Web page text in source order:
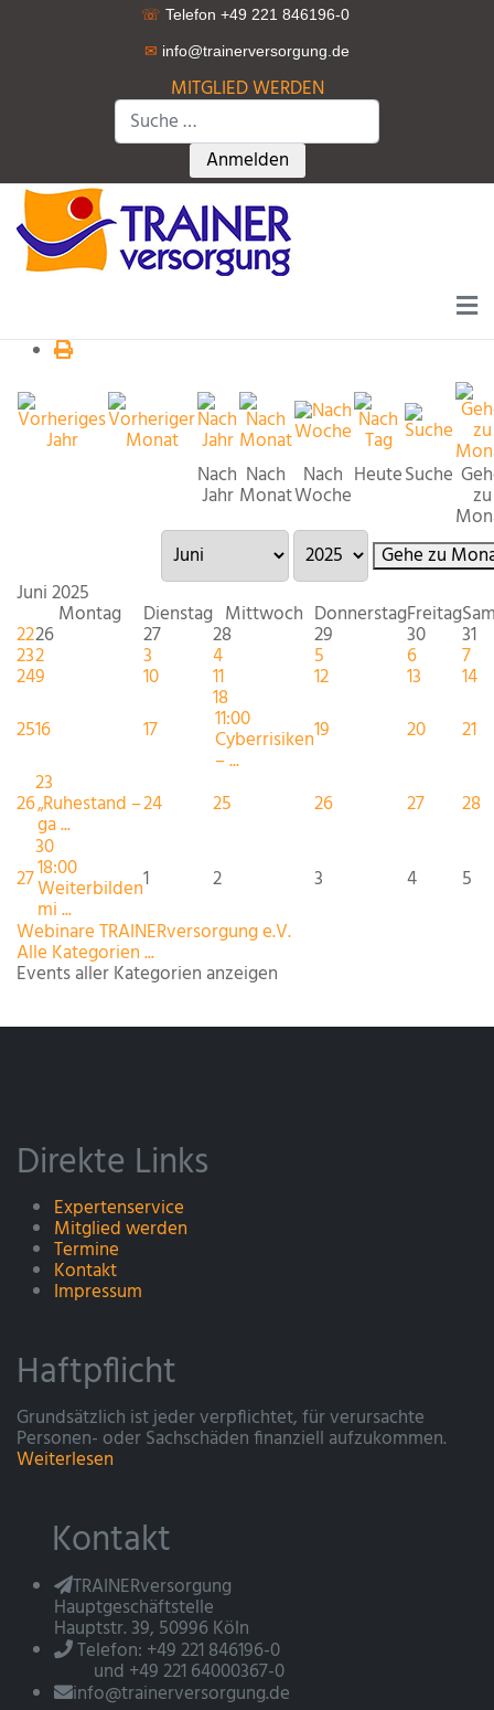
☏ Telefon +49 221 846196-0
✉ info@trainerversorgung.de
MITGLIED WERDEN
Suchen
Type 2 or more characters for
Anmelden
Nach
Jahr
Nach
Monat
Nach
Woche
HeuteSuche
zu
Gehe zu
Juni 2025
Montag Dienstag Mittwoch DonnerstagFreitag
2226 27 28 29 30 31
232 3 4 5 6 7
249 10 11 12 13
14
2516 17
18
11:00
Cyberrisiken
– ...
19 20 21
26
23
„Ruhestand –
ga ...
24 25 26 27 28
27
30
18:00
Weiterbilden
mi ...
1 2 3 4
5
Webinare TRAINERversorgung e.V.
Alle Kategorien ...
Events aller Kategorien anzeigen
Direkte Links
Expertenservice
Mitglied werden
Termine
Kontakt
Impressum
Haftpflicht
Grundsätzlich ist jeder verpflichtet, für verursachte
Personen- oder Sachschäden finanziell aufzukommen.
Weiterlesen
Kontakt
TRAINERversorgung
Hauptgeschäftstelle
Hauptstr. 39, 50996 Köln
Telefon: +49 221 846196-0
und +49 221 64000367-0
info@trainerversorgung.de